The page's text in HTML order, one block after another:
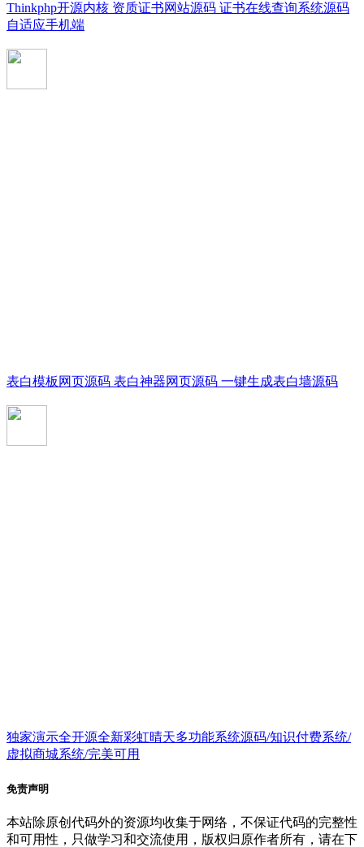
Thinkphp开源内核 资质证书网站源码 证书在线查询系统源码
自适应手机端
表白模板网页源码 表白神器网页源码 一键生成表白墙源码
独家演示全开源全新彩虹晴天多功能系统源码/知识付费系统/
虚拟商城系统/完美可用
免责声明
本站除原创代码外的资源均收集于网络，不保证代码的完整性
和可用性，只做学习和交流使用，版权归原作者所有，请在下